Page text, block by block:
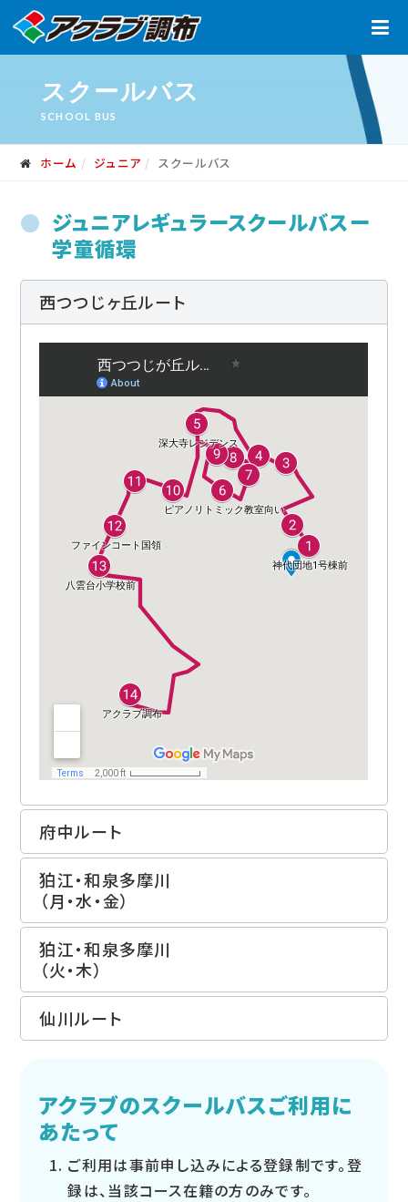
スクールバス
SCHOOL BUS
ホーム ジュニア スクールバス
ジュニアレギュラースクールバスー
学童循環
西つつじヶ丘ルート
府中ルート
狛江・和泉多摩川
（月・水・金）
狛江・和泉多摩川
（火・木）
仙川ルート
アクラブのスクールバスご利用に
あたって
ご利用は事前申し込みによる登録制です。登
録は、当該コース在籍の方のみです。